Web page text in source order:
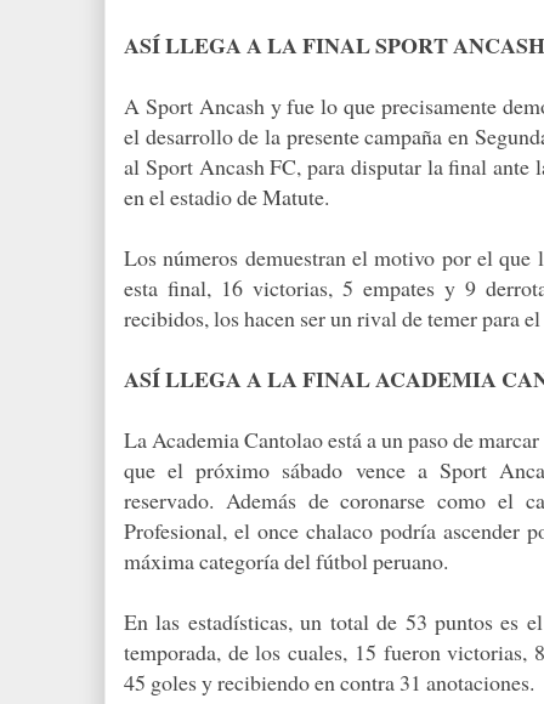
ASÍ LLEGA A LA FINAL SPORT ANCASH
A Sport Ancash y fue lo que precisamente
el desarrollo de la presente campaña en
al Sport Ancash FC, para disputar la final ante
en el estadio de Matute.
Los números demuestran el motivo por el que
esta final, 16 victorias, 5 empates y 9
recibidos, los hacen ser un rival de temer para el
ASÍ LLEGA A LA FINAL ACADEMIA
La Academia Cantolao está a un paso de
que el próximo sábado vence a Sport
reservado. Además de coronarse como el
Profesional, el once chalaco podría ascender
máxima categoría del fútbol peruano.
En las estadísticas, un total de 53 puntos es
temporada, de los cuales, 15 fueron victorias,
45 goles y recibiendo en contra 31 anotaciones.